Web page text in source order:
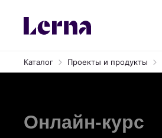
Каталог Проекты и продукты
Онлайн-курс